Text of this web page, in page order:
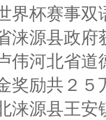
界杯赛事双
涞源县政
伟河北省
奖励共２５
涞源县王